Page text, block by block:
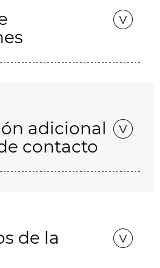
adicional
contacto
de la